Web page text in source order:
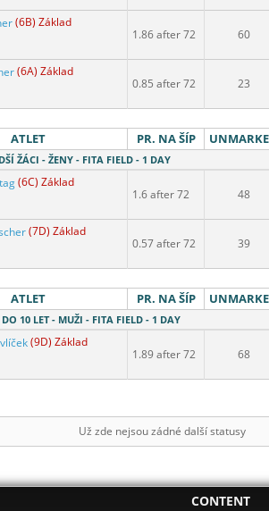
(6B) Základ
1.86 after 72 60
(6A) Základ
0.85 after 72 23
ATLET PR. NA ŠÍP
ŽÁCI - ŽENY - FITA FIELD - 1 DAY
(6C) Základ
1.6 after 72 48
(7D) Základ
0.57 after 72 39
ATLET PR. NA ŠÍP
10 LET - MUŽI - FITA FIELD - 1 DAY
(9D) Základ
1.89 after 72 68
Už zde nejsou zádné další statusy
CONTENT